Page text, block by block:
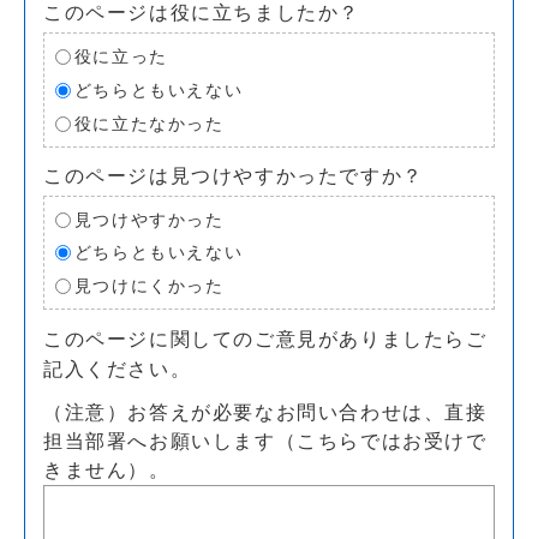
このページは役に立ちましたか？
役に立った
どちらともいえない
役に立たなかった
このページは見つけやすかったですか？
見つけやすかった
どちらともいえない
見つけにくかった
このページに関してのご意見がありましたらご
記入ください。
（注意）お答えが必要なお問い合わせは、直接
担当部署へお願いします（こちらではお受けで
きません）。